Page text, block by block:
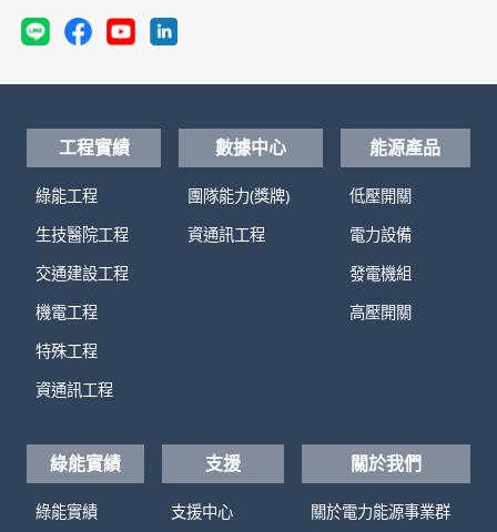
工程實績
綠能工程
生技醫院工程
交通建設工程
機電工程
特殊工程
資通訊工程
數據中心
團隊能力(獎牌)
資通訊工程
能源產品
低壓開關
電力設備
發電機組
高壓開關
綠能實績
綠能實績
支援
支援中心
關於我們
關於電力能源事業群